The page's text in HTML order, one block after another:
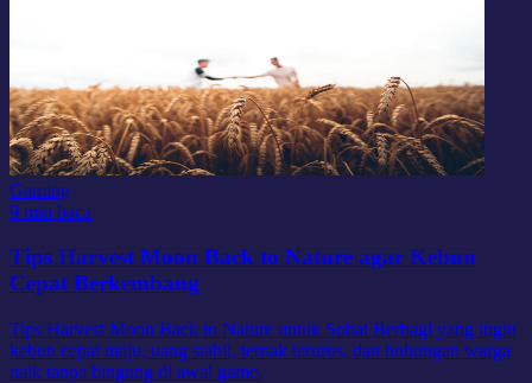
Gaming
9 min baca
Tips Harvest Moon Back to Nature agar Kebun
Cepat Berkembang
Tips Harvest Moon Back to Nature untuk Sobat Berbagi yang ingin
kebun cepat maju, uang stabil, ternak terurus, dan hubungan warga
naik tanpa bingung di awal game.